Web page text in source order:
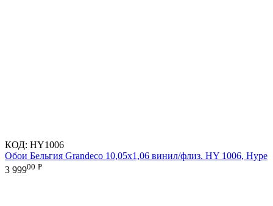
КОД: HY1006
Обои Бельгия Grandeco 10,05х1,06 винил/флиз. HY 1006, Hype
3 99900 Р